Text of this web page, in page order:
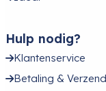
Hulp nodig?
Klantenservice
Betaling &